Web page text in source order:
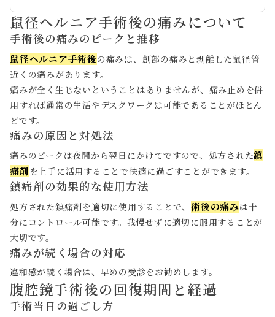
鼠径ヘルニア手術後の痛みについて
手術後の痛みのピークと推移
鼠径ヘルニア手術後の痛みは、創部の痛みと剥離した鼠径管
近くの痛みがあります。
痛みが全く生じないということはありませんが、痛み止めを併
用すれば通常の生活やデスクワークは可能であることがほとん
どです。
痛みの原因と対処法
痛みのピークは夜間から翌日にかけてですので、処方された鎮
痛剤 を上手に活用することで快適に過ごすことができます。
鎮痛剤の効果的な使用方法
処方された鎮痛剤を適切に使用することで、 術後の痛みは十
分にコントロール可能です。我慢せずに適切に服用することが
大切です。
痛みが続く場合の対応
違和感が続く場合は、早めの受診をお勧めします。
腹腔鏡手術後の回復期間と経過
手術当日の過ごし方